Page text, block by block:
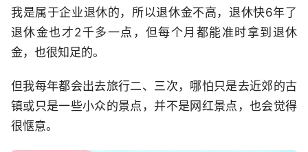
我是属于企业退休的，所以退休金不高，退休快6年了
退休金也才2千多一点，但每个月都能准时拿到退休
金，也很知足的。
但我每年都会出去旅行二、三次，哪怕只是去近郊的古
镇或只是一些小众的景点，并不是网红景点，也会觉得
很惬意。